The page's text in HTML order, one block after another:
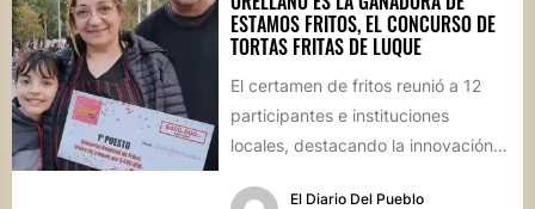
ESTAMOS FRITOS, EL CONCURSO DE
TORTAS FRITAS DE LUQUE
El certamen de fritos reunió a 12
participantes e instituciones
locales, destacando la innovación
El Diario Del Pueblo